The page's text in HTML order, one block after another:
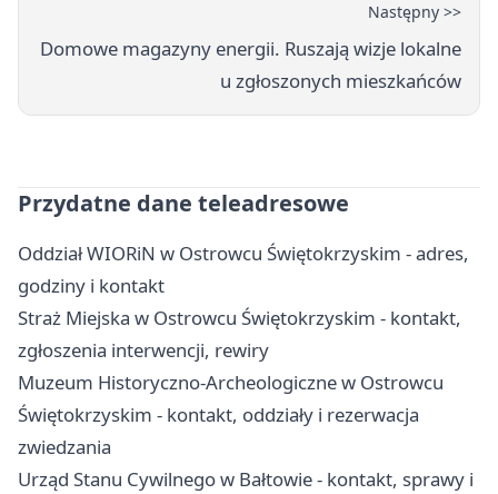
Następny >>
Domowe magazyny energii. Ruszają wizje lokalne
u zgłoszonych mieszkańców
Przydatne dane teleadresowe
Oddział WIORiN w Ostrowcu Świętokrzyskim - adres,
godziny i kontakt
Straż Miejska w Ostrowcu Świętokrzyskim - kontakt,
zgłoszenia interwencji, rewiry
Muzeum Historyczno-Archeologiczne w Ostrowcu
Świętokrzyskim - kontakt, oddziały i rezerwacja
zwiedzania
Urząd Stanu Cywilnego w Bałtowie - kontakt, sprawy i